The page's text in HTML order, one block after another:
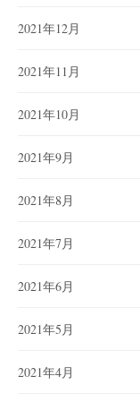
2021年12月
2021年11月
2021年10月
2021年9月
2021年8月
2021年7月
2021年6月
2021年5月
2021年4月